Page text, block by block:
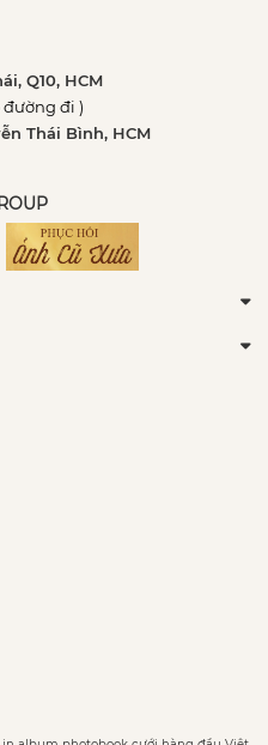
Q10, HCM
đường đi )
Thái Bình, HCM